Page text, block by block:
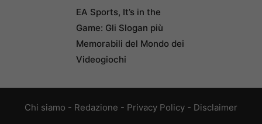
EA Sports, It’s in the
Game: Gli Slogan più
Memorabili del Mondo dei
Videogiochi
Chi siamo - Redazione - Privacy Policy - Disclaimer